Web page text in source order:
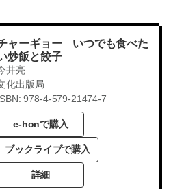
ャーギョー いつでも食べた
炒飯と餃子
井亮
化出版局
978-4-579-21474-7
e-honで購入
ブックライブで購入
詳細